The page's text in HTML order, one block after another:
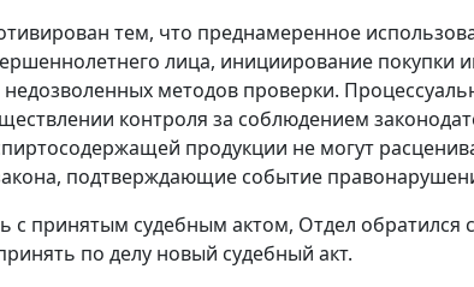
тем, что преднамеренное
лица, инициирование покупки
методов проверки.
контроля за соблюдением
продукции не могут
подтверждающие событие
с принятым судебным актом, Отдел
по делу новый судебный акт.